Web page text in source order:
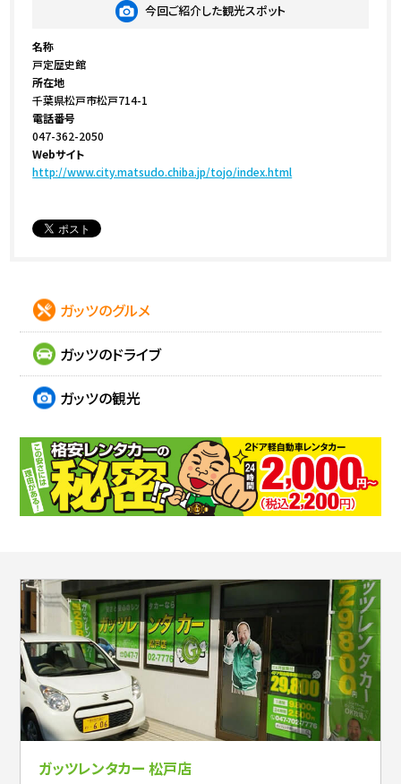
今回ご紹介した観光スポット
名称
戸定歴史館
所在地
千葉県松戸市松戸714-1
電話番号
047-362-2050
Webサイト
http://www.city.matsudo.chiba.jp/tojo/index.html
ガッツのグルメ
ガッツのドライブ
ガッツの観光
ガッツレンタカー 松戸店